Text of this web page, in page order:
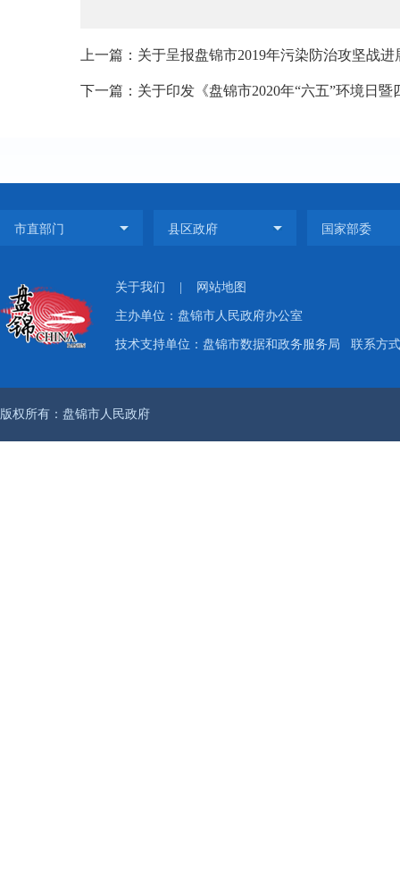
上一篇：关于呈报盘锦市2019年污染防治攻坚战
下一篇：关于印发《盘锦市2020年“六五”环境日
关于我们 网站地图
主办单位：盘锦市人民政府办公室
技术支持单位：盘锦市数据和政务服务局 联系方
版权所有：盘锦市人民政府